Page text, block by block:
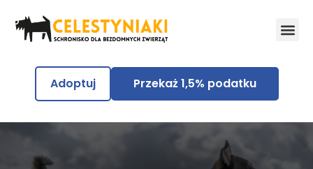
Adoptuj Przekaż 1,5% podatku